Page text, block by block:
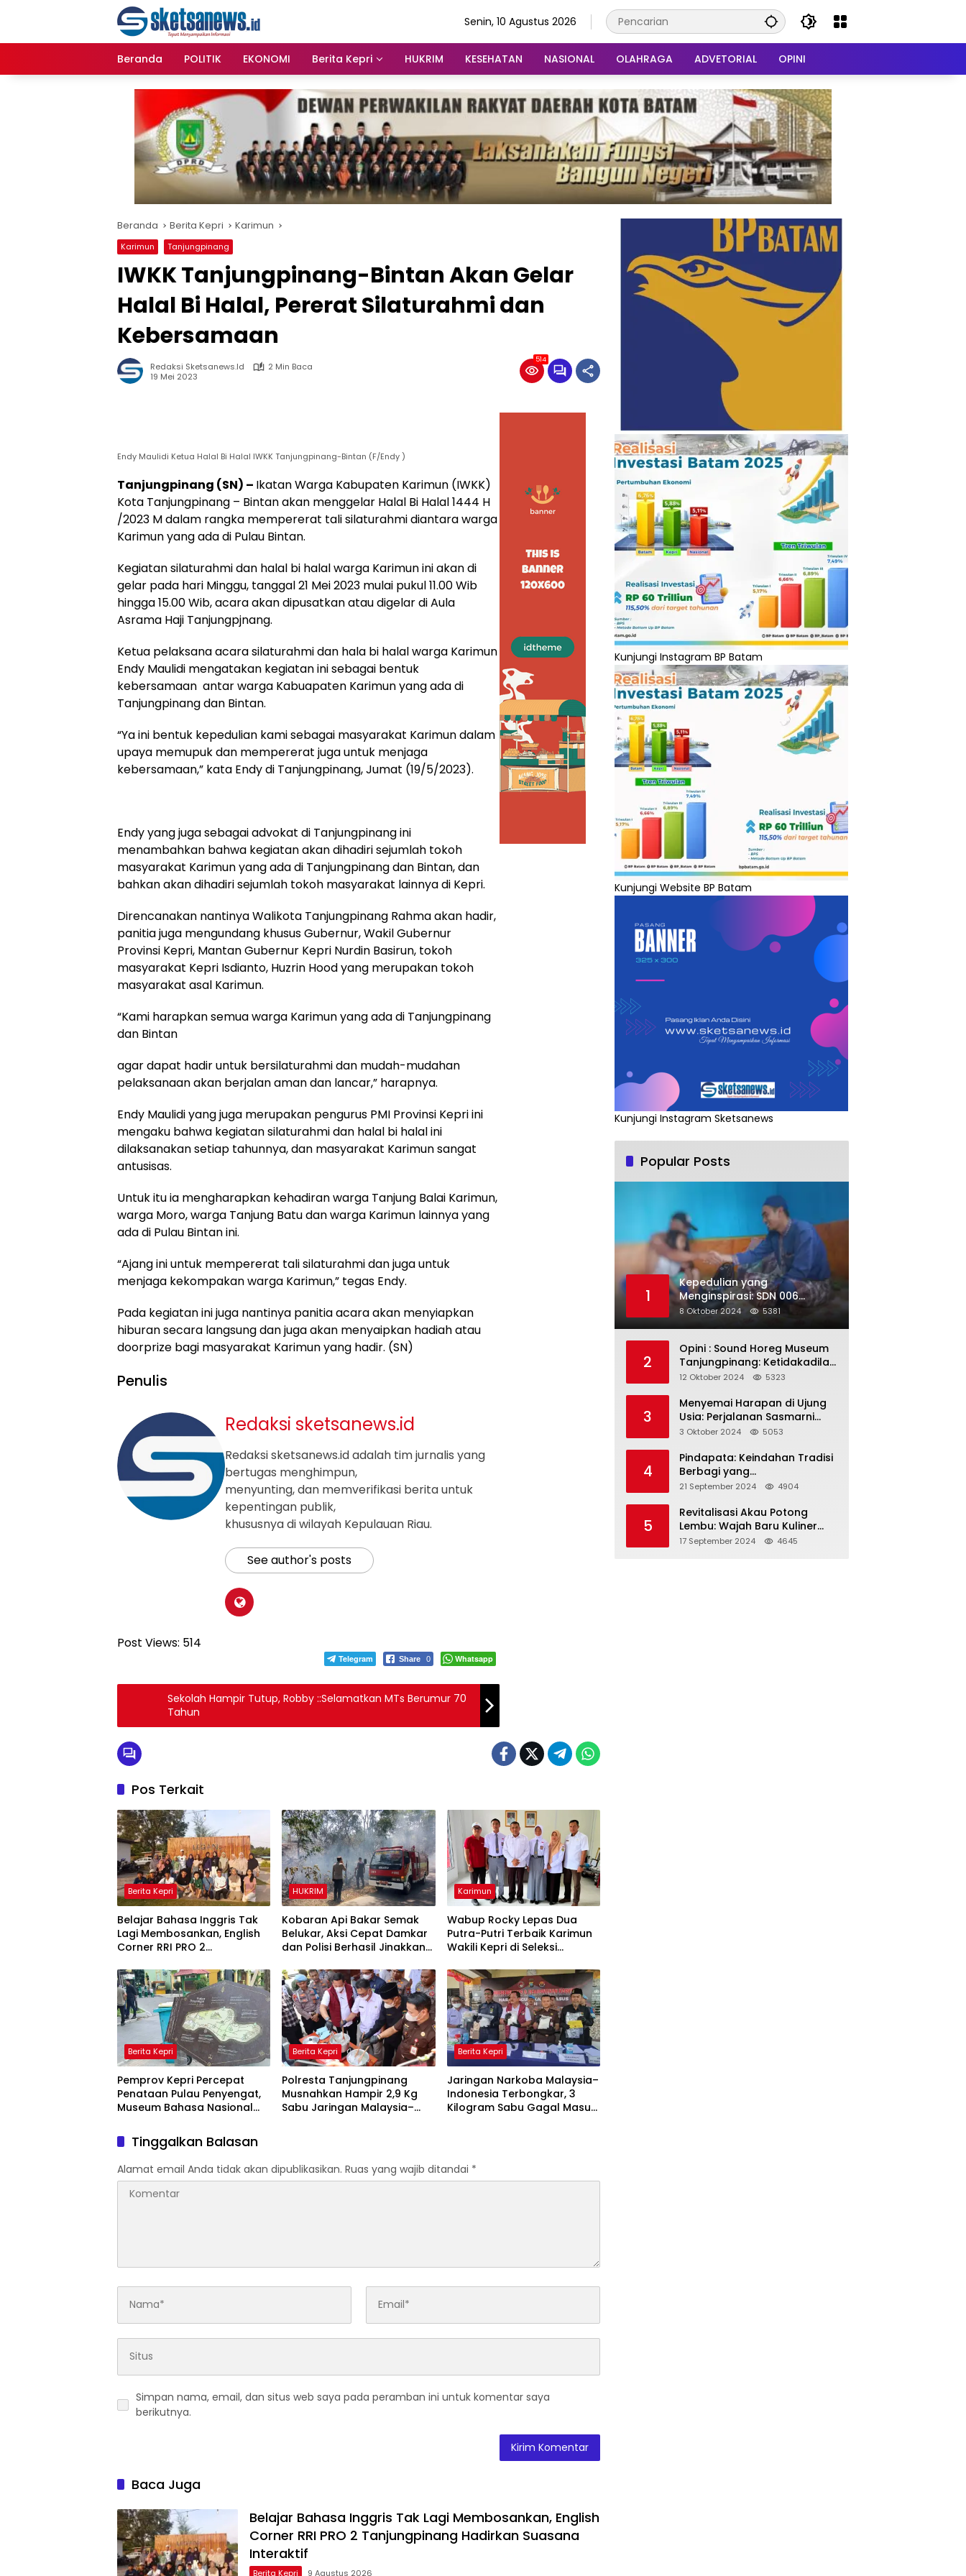
Senin, 10 Agustus 2026
Beranda POLITIK EKONOMI Berita Kepri HUKRIM KESEHATAN NASIONAL OLAHRAGA ADVETORIAL OPINI
Beranda Berita Kepri Karimun
Karimun Tanjungpinang
IWKK Tanjungpinang-Bintan Akan Gelar
Halal Bi Halal, Pererat Silaturahmi dan
Kebersamaan
Redaksi Sketsanews.id
2 Min Baca
19 Mei 2023
514
Endy Maulidi Ketua Halal Bi Halal IWKK Tanjungpinang-Bintan (F/Endy )
Tanjungpinang (SN) – Ikatan Warga Kabupaten Karimun (IWKK)
Kota Tanjungpinang – Bintan akan menggelar Halal Bi Halal 1444 H
/2023 M dalam rangka mempererat tali silaturahmi diantara warga
Karimun yang ada di Pulau Bintan.
Kegiatan silaturahmi dan halal bi halal warga Karimun ini akan di
gelar pada hari Minggu, tanggal 21 Mei 2023 mulai pukul 11.00 Wib
hingga 15.00 Wib, acara akan dipusatkan atau digelar di Aula
Asrama Haji Tanjungpjnang.
Ketua pelaksana acara silaturahmi dan hala bi halal warga Karimun
Endy Maulidi mengatakan kegiatan ini sebagai bentuk
kebersamaan antar warga Kabuapaten Karimun yang ada di
Tanjungpinang dan Bintan.
“Ya ini bentuk kepedulian kami sebagai masyarakat Karimun dalam
upaya memupuk dan mempererat juga untuk menjaga
kebersamaan,” kata Endy di Tanjungpinang, Jumat (19/5/2023).
Endy yang juga sebagai advokat di Tanjungpinang ini
menambahkan bahwa kegiatan akan dihadiri sejumlah tokoh
masyarakat Karimun yang ada di Tanjungpinang dan Bintan, dan
bahkan akan dihadiri sejumlah tokoh masyarakat lainnya di Kepri.
Direncanakan nantinya Walikota Tanjungpinang Rahma akan hadir,
panitia juga mengundang khusus Gubernur, Wakil Gubernur
Provinsi Kepri, Mantan Gubernur Kepri Nurdin Basirun, tokoh
masyarakat Kepri Isdianto, Huzrin Hood yang merupakan tokoh
masyarakat asal Karimun.
“Kami harapkan semua warga Karimun yang ada di Tanjungpinang
dan Bintan
agar dapat hadir untuk bersilaturahmi dan mudah-mudahan
pelaksanaan akan berjalan aman dan lancar,” harapnya.
Endy Maulidi yang juga merupakan pengurus PMI Provinsi Kepri ini
mengaku bahwa kegiatan silaturahmi dan halal bi halal ini
dilaksanakan setiap tahunnya, dan masyarakat Karimun sangat
antusisas.
Untuk itu ia mengharapkan kehadiran warga Tanjung Balai Karimun,
warga Moro, warga Tanjung Batu dan warga Karimun lainnya yang
ada di Pulau Bintan ini.
“Ajang ini untuk mempererat tali silaturahmi dan juga untuk
menjaga kekompakan warga Karimun,” tegas Endy.
Pada kegiatan ini juga nantinya panitia acara akan menyiapkan
hiburan secara langsung dan juga akan menyaipkan hadiah atau
doorprize bagi masyarakat Karimun yang hadir. (SN)
Penulis
Redaksi sketsanews.id
Redaksi sketsanews.id adalah tim jurnalis yang
bertugas menghimpun,
menyunting, dan memverifikasi berita untuk
kepentingan publik,
khususnya di wilayah Kepulauan Riau.
See author's posts
Post Views: 514
Telegram Share 0 Whatsapp
Sekolah Hampir Tutup, Robby ::Selamatkan MTs Berumur 70
Tahun
Pos Terkait
Berita Kepri
Belajar Bahasa Inggris Tak
Lagi Membosankan, English
Corner RRI PRO 2
Suasana Interaktif
HUKRIM
Kobaran Api Bakar Semak
Belukar, Aksi Cepat Damkar
dan Polisi Berhasil Jinakkan
Karimun
Wabup Rocky Lepas Dua
Putra-Putri Terbaik Karimun
Wakili Kepri di Seleksi
Berita Kepri
Pemprov Kepri Percepat
Penataan Pulau Penyengat,
Museum Bahasa Nasional
Berita Kepri
Polresta Tanjungpinang
Musnahkan Hampir 2,9 Kg
Sabu Jaringan Malaysia–
Berita Kepri
Jaringan Narkoba Malaysia–
Indonesia Terbongkar, 3
Kilogram Sabu Gagal Masuk
Tinggalkan Balasan
Alamat email Anda tidak akan dipublikasikan. Ruas yang wajib ditandai *
Simpan nama, email, dan situs web saya pada peramban ini untuk komentar saya
berikutnya.
Baca Juga
Belajar Bahasa Inggris Tak Lagi Membosankan, English
Corner RRI PRO 2 Tanjungpinang Hadirkan Suasana
Interaktif
Berita Kepri 9 Agustus 2026
Kunjungi Instagram BP Batam
Kunjungi Website BP Batam
Kunjungi Instagram Sketsanews
Popular Posts
1
Kepedulian yang
Menginspirasi: SDN 006
Merawang Gelar Program
“Berbagi Segenggam Beras”
8 Oktober 2024 5381
2
Opini : Sound Horeg Museum
Tanjungpinang: Ketidakadilan
dalam Representasi
12 Oktober 2024 5323
3
Menyemai Harapan di Ujung
Usia: Perjalanan Sasmarni
dalam Menyentuh Hati dan
3 Oktober 2024 5053
4
Pindapata: Keindahan Tradisi
Berbagi yang
Menghubungkan Umat dalam
Kebersamaan dalam Agama
Buddha
21 September 2024 4904
5
Revitalisasi Akau Potong
Lembu: Wajah Baru Kuliner
Legendaris Tanjungpinang
17 September 2024 4645